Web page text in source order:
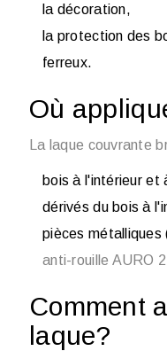
la décoration,
la protection des
ferreux.
Où
La laque couvrante
bois à l'intérieur et
dérivés du bois à
pièces métalliques
anti-rouille AURO
Comment
laque?